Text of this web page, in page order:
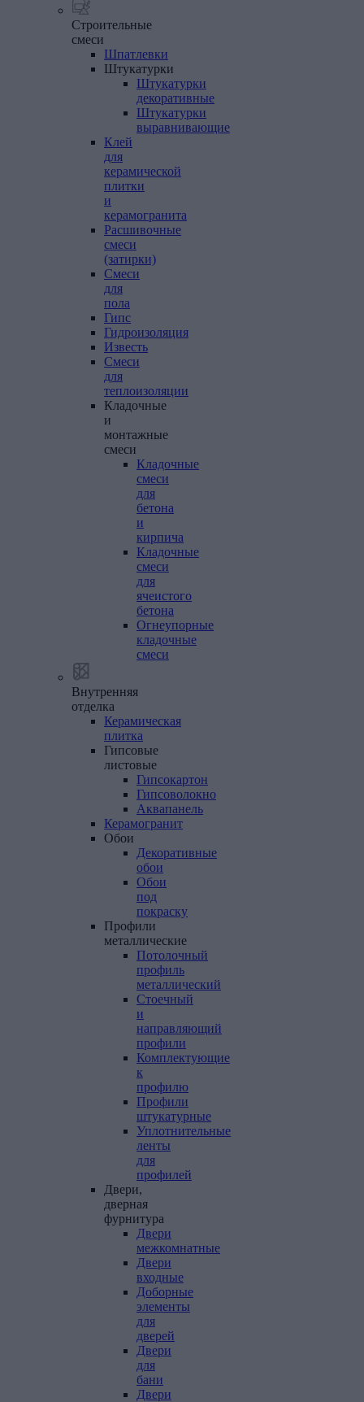
Строительные
смеси
Шпатлевки
Штукатурки
Штукатурки
декоративные
Штукатурки
выравнивающие
Клей
для
керамической
плитки
и
керамогранита
Расшивочные
смеси
(затирки)
Смеси
для
пола
Гипс
Гидроизоляция
Известь
Смеси
для
теплоизоляции
Кладочные
и
монтажные
смеси
Кладочные
смеси
для
бетона
и
кирпича
Кладочные
смеси
для
ячеистого
бетона
Огнеупорные
кладочные
смеси
Внутренняя
отделка
Керамическая
плитка
Гипсовые
листовые
Гипсокартон
Гипсоволокно
Аквапанель
Керамогранит
Обои
Декоративные
обои
Обои
под
покраску
Профили
металлические
Потолочный
профиль
металлический
Стоечный
и
направляющий
профили
Комплектующие
к
профилю
Профили
штукатурные
Уплотнительные
ленты
для
профилей
Двери,
дверная
фурнитура
Двери
межкомнатные
Двери
входные
Доборные
элементы
для
дверей
Двери
для
бани
Двери